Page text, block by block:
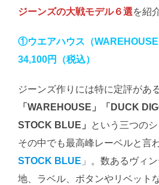
ジーンズの大戦モデル６選を紹
①ウエアハウス（WAREHOUSE
34,100円（税込）
ジーンズ作りには特に定評があ
「WAREHOUSE」「DUCK
STOCK BLUE」
という三つの
その中でも最高峰レーベルと言
STOCK BLUE 」。数あるヴィ
地、ラベル、ボタンやリベット